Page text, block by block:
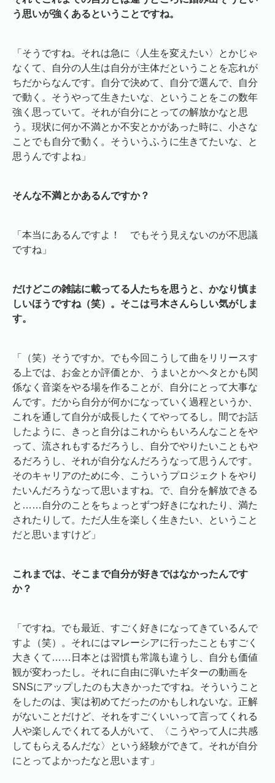
う思いが強くあるということですね。
「そうですね。それは急に〈人生を変えたい〉とかじゃ
なくて、自分の人生は自分が主体だということを忘れが
ちだからなんです。自分で決めて、自分で選んで、自分
で動く。そうやって生きたいな、ということをこの数年
強く思っていて。それが自分にとっての解放かなと思
う。現状に何か不満とか不安とかがあった時に、小さな
ことでも自分で動く。そういうふうに生きてたいな、と
思うんですよね」
そんな不満とかあるんですか？
「本当にあるんですよ！ でもそう見えないのが不思議
ですね」
だけどこの雑誌に載ってる人たちを思うと、かなり慎ま
しいほうですね（笑）。そこは弓木さんらしい気がしま
す。
「（笑）そうですか。でも今回こうして曲をリリースす
る上では、お金とか評価とか、うまいとかヘタとかも関
係なく音楽をやる場を作ることが、自分にとって大事な
んです。だから自分が何かになっていく過程というか、
これを通して自分が成長したくてやってるし。間でお話
したように、きっと自分はこれからもいろんなことをや
って、流されもするだろうし、自分でやりたいこともや
るだろうし、それが自分なんだろうなって思うんです。
そのキャリアのために今、こういうプロジェクトをやり
たいんだろうなって思いますね。で、自分を解放できる
と……自分のことをちょっとずつ好きになれたり、満た
されたりして。ただ人生を楽しく生きたい、ということ
だと思いますけど」
これまでは、そこまで自分が好きではなかったんです
か？
「ですね。でも最近、すごく好きになってきているんで
すよ（笑）。それにはマレーシアに行ったこともすごく
大きくて……日本とは習慣も常識も違うし、自分も価値
観が変わったし。それに自由に弾いたギターの動画を
SNSにアップしたのも大きかったですね。そういうこと
をしたのは、実は初めてだったのかもしれないな。正解
がないことだけど、それをすごくいいって言ってくれる
人や楽しんでくれてる人がいて、〈こうやって人に共感
してもらえるんだな〉という経験ができて。それが自分
にとってよかったなと思います」